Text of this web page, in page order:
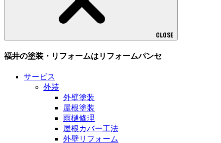
CLOSE
福井の塗装・リフォームはリフォームパンセ
サービス
外装
外壁塗装
屋根塗装
雨樋修理
屋根カバー工法
外壁リフォーム